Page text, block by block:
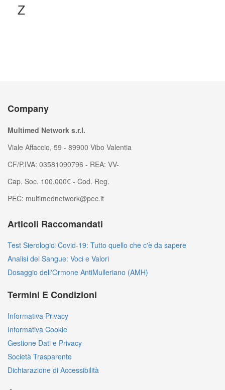
Z
Company
Multimed Network s.r.l.
Viale Affaccio, 59 - 89900 Vibo Valentia
CF/P.IVA: 03581090796 - REA: VV-
Cap. Soc. 100.000€ - Cod. Reg.
PEC: multimednetwork@pec.it
Articoli Raccomandati
Test Sierologici Covid-19: Tutto quello che c'è da sapere
Analisi del Sangue: Voci e Valori
Dosaggio dell'Ormone AntiMulleriano (AMH)
Termini E Condizioni
Informativa Privacy
Informativa Cookie
Gestione Dati e Privacy
Società Trasparente
Dichiarazione di Accessibilità